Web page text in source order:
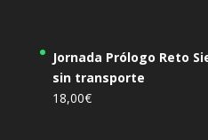
Jornada Prólogo Reto
sin transporte
18,00€